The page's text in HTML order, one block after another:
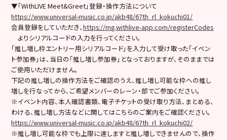
▼「WithLIVE Meet&Greet」登録・操作方法について
https://www.universal-music.co.jp/akb48/67th_rl_kokuchi01/
会員登録をしていただき、https://mg.withlive-app.com/registerCodes
よりシリアルコードの入力を行ってください。
「推し増し枠エントリー用シリアルコード」を入力して受け取った「イベン
ト参加券」は、当日の「推し増し参加券」となっておりますが、そのままでは
ご使用いただけません。
下記の推し増しの操作方法をご確認のうえ、推し増し可能な枠への推し
増しを行なってから、ご希望メンバーのレーン・部でご参加ください。
※イベント内容、本人確認書類、電子チケットの受け取り方法、まとめる、
わける、推し増し方法などに関してはこちらのご案内をご確認ください。
https://www.universal-music.co.jp/akb48/67th_rl_kokuchi02/
※推し増し可能な枠でも上限に達しますと推し増しできませんので、操作